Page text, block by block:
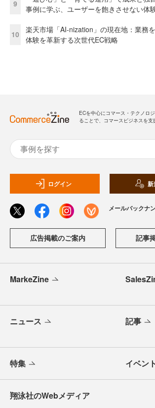
9
事例に学ぶ、ユーザーを飽きさせない体
10
楽天市場「AI-nization」の現在地：業務
体験を革新する次世代EC戦略
ECを中心にコマース・テクノロ
ることで、コマースビジネスを支
ログイン 新
メールバックナ
広告掲載のご案内 記事
MarkeZine
ニュース 記事
特集 イベント
翔泳社のWebメディア